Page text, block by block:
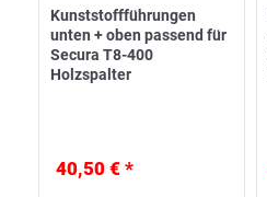
Kunststoffführungen
unten + oben passend für
Secura T8-400
Holzspalter
40,50 € *